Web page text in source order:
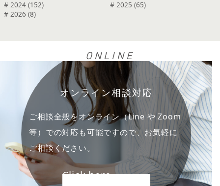
# 2024 (152)
# 2025 (65)
# 2026 (8)
ONLINE
オンライン相談対応
ご相談全般をオンライン（Line や Zoom
等）での対応も可能ですので、お気軽に
ご相談ください。
Click here